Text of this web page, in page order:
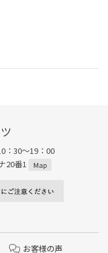
：30～19：00
20番1
Map
お客様の声